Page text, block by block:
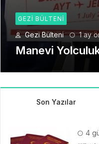
GEZI BÜLTENI
Gezi Bülteni 1 ay
Manevi
Son Yazılar
4